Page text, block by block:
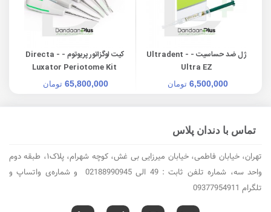
ژل ضد حساسیت - Ultradent -
Ultra EZ
6,500,000 تومان
کیت لوگزاتور پریوتوم - Directa -
Luxator Periotome Kit
65,800,000 تومان
تماس با دندان پلاس
تهران، خیابان فاطمی، خیابان میرزایی بی غش، کوچه شهرام، پلاک۱، طبقه دوم
واحد سه، شماره تلفن ثابت : 49 الی 02188990945 و شماره‌ی واتساپ و
تلگرام 09377954911